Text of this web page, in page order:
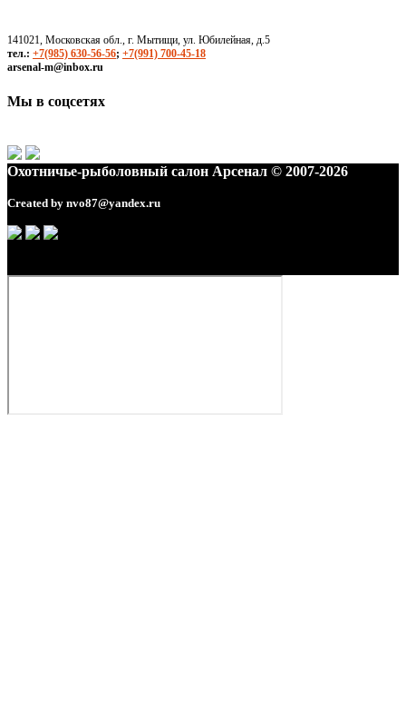
141021, Московская обл., г. Мытищи, ул. Юбилейная, д.5
тел.: +7(985) 630-56-56; +7(991) 700-45-18
arsenal-m@inbox.ru
Мы в соцсетях
Охотничье-рыболовный салон Арсенал © 2007-2026
Created by nvo87@yandex.ru